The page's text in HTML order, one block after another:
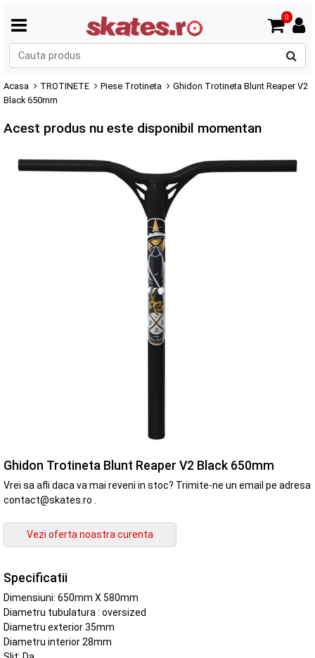
0
Acasa TROTINETE Piese Trotineta
Ghidon Trotineta Blunt Reaper V2
Black 650mm
Acest produs nu este disponibil momentan
Ghidon Trotineta Blunt Reaper V2 Black 650mm
Vrei sa afli daca va mai reveni in stoc? Trimite-ne un email pe adresa
contact@skates.ro .
Specificatii
Dimensiuni: 650mm X 580mm
Diametru tubulatura : oversized
Diametru exterior 35mm
Diametru interior 28mm